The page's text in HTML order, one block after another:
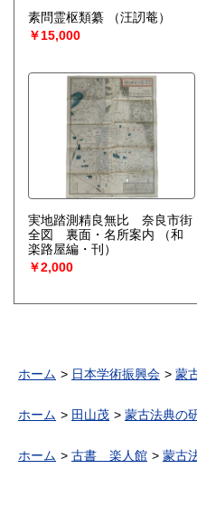
素問霊枢類纂
（汪訒菴）
￥15,000
実地踏測精良無比 奈良市街
全図 裏面・名所案内
（和
楽路屋編・刊）
￥2,000
ホーム 日本学術振興会 蒙
ホーム 田山茂 蒙古法典の
ホーム 古書 楽人館 蒙古